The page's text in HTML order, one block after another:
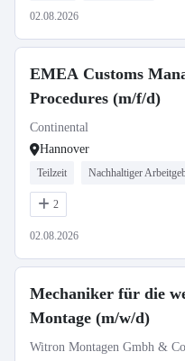
02.08.2026
EMEA Customs
Procedures (m/f/d)
Continental
Hannover
Teilzeit Nachhaltiger
2
02.08.2026
Mechaniker für die
Montage (m/w/d)
Witron Montagen Gmbh &